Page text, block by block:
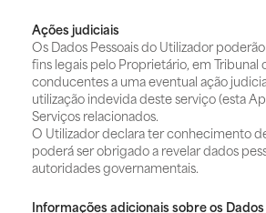
Ações judiciais
Os Dados Pessoais do Utilizador
fins legais pelo Proprietário, em Tribunal
conducentes a uma eventual ação
utilização indevida deste serviço (esta
Serviços relacionados.
O Utilizador declara ter conhecimento
poderá ser obrigado a revelar dados
autoridades governamentais.
Informações adicionais sobre os